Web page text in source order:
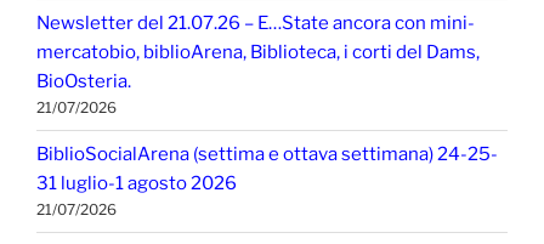
Newsletter del 21.07.26 – E…State ancora con mini-
mercatobio, biblioArena, Biblioteca, i corti del Dams,
BioOsteria.
21/07/2026
BiblioSocialArena (settima e ottava settimana) 24-25-
31 luglio-1 agosto 2026
21/07/2026